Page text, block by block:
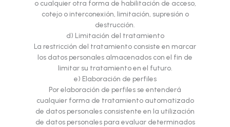
o cualquier otra forma de habilitación de acceso,
cotejo o interconexión, limitación, supresión o
destrucción.
d) Limitación del tratamiento
La restricción del tratamiento consiste en marcar
los datos personales almacenados con el fin de
limitar su tratamiento en el futuro.
e) Elaboración de perfiles
Por elaboración de perfiles se entenderá
cualquier forma de tratamiento automatizado
de datos personales consistente en la utilización
de datos personales para evaluar determinados